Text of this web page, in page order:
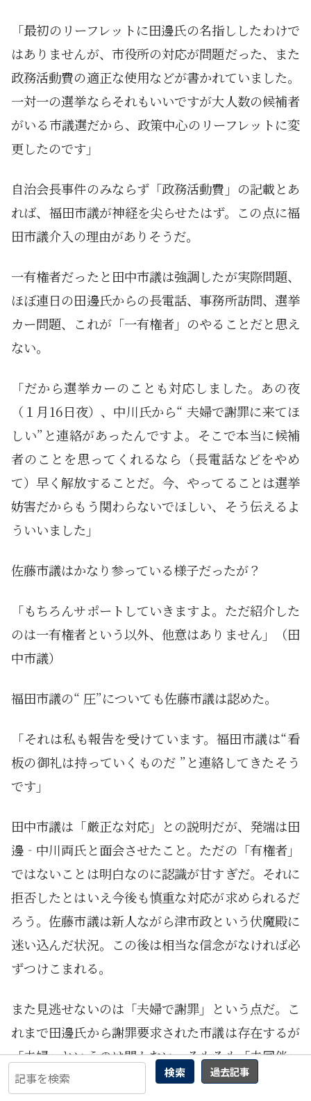
検索 過去記事
「最初のリーフレットに田邊氏の名指ししたわけで
はありませんが、市役所の対応が問題だった、また
政務活動費の適正な使用などが書かれていました。
一対一の選挙ならそれもいいですが大人数の候補者
がいる市議選だから、政策中心のリーフレットに変
更したのです」
自治会長事件のみならず「政務活動費」の記載とあ
れば、福田市議が神経を尖らせたはず。この点に福
田市議介入の理由がありそうだ。
一有権者だったと田中市議は強調したが実際問題、
ほぼ連日の田邊氏からの長電話、事務所訪問、選挙
カー問題、これが「一有権者」のやることだと思え
ない。
「だから選挙カーのことも対応しました。あの夜
（１月16日夜）、中川氏から“ 夫婦で謝罪に来てほ
しい”と連絡があったんですよ。そこで本当に候補
者のことを思ってくれるなら（長電話などをやめ
て）早く解放することだ。今、やってることは選挙
妨害だからもう関わらないでほしい、そう伝えるよ
ういいました」
佐藤市議はかなり参っている様子だったが？
「もちろんサポートしていきますよ。ただ紹介した
のは一有権者という以外、他意はありません」（田
中市議）
福田市議の“ 圧”についても佐藤市議は認めた。
「それは私も報告を受けています。福田市議は“看
板の御礼は持っていくものだ ”と連絡してきたそう
です」
田中市議は「厳正な対応」との説明だが、発端は田
邊‐中川両氏と面会させたこと。ただの「有権者」
ではないことは明白なのに認識が甘すぎだ。それに
拒否したとはいえ今後も慎重な対応が求められるだ
ろう。佐藤市議は新人ながら津市政という伏魔殿に
迷い込んだ状況。この後は相当な信念がなければ必
ずつけこまれる。
また見逃せないのは「夫婦で謝罪」という点だ。こ
れまで田邊氏から謝罪要求された市議は存在するが
「夫婦」というのは聞かない。そもそも「夫同伴」
という理由も理屈も皆無だ。